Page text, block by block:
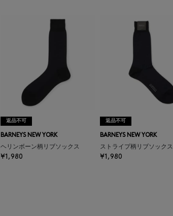
返品不可
BARNEYS NEW YORK
ヘリンボーン柄リブソックス
¥1,980
返品不可
BARNEYS NEW YORK
ストライプ柄リブソックス
¥1,980